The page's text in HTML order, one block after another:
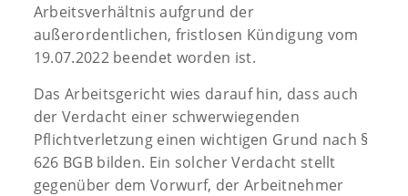
Arbeitsverhältnis aufgrund der
außerordentlichen, fristlosen Kündigung vom
19.07.2022 beendet worden ist.
Das Arbeitsgericht wies darauf hin, dass auch
der Verdacht einer schwerwiegenden
Pflichtverletzung einen wichtigen Grund nach §
626 BGB bilden. Ein solcher Verdacht stellt
gegenüber dem Vorwurf, der Arbeitnehmer